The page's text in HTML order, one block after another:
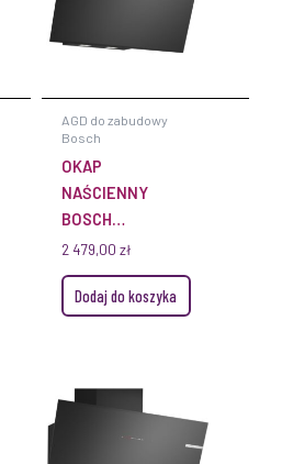
AGD do zabudowy
Bosch
OKAP
NAŚCIENNY
BOSCH
DWK87FN60 80
CM SERIE 4
CZARNE SZKŁO
2 479,00 zł
Dodaj do koszyka